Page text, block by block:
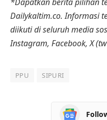
Dailykaltim.co. Informasi
diikuti di seluruh media
Instagram, Facebook, X
PPU SIPURI